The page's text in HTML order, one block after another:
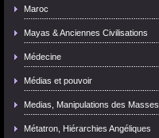
Maroc
Mayas & Anciennes Civilisations
Médecine
Médias et pouvoir
Medias, Manipulations des Masses
Métatron, Hiérarchies Angéliques